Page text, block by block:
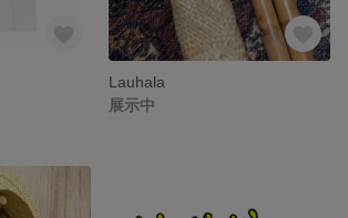
Lauhala
展示中